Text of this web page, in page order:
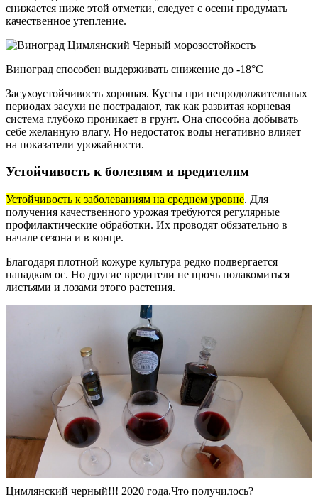
снижается ниже этой отметки, следует с осени продумать
качественное утепление.
Виноград способен выдерживать снижение до -18°С
Засухоустойчивость хорошая. Кусты при непродолжительных
периодах засухи не пострадают, так как развитая корневая
система глубоко проникает в грунт. Она способна добывать
себе желанную влагу. Но недостаток воды негативно влияет
на показатели урожайности.
Устойчивость к болезням и вредителям
Устойчивость к заболеваниям на среднем уровне. Для
получения качественного урожая требуются регулярные
профилактические обработки. Их проводят обязательно в
начале сезона и в конце.
Благодаря плотной кожуре культура редко подвергается
нападкам ос. Но другие вредители не прочь полакомиться
листьями и лозами этого растения.
Цимлянский черный!!! 2020 года.Что получилось?